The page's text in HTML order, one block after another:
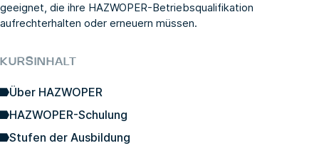
geeignet, die ihre HAZWOPER-Betriebsqualifikation
aufrechterhalten oder erneuern müssen.
KURSINHALT
Über HAZWOPER
HAZWOPER-Schulung
Stufen der Ausbildung